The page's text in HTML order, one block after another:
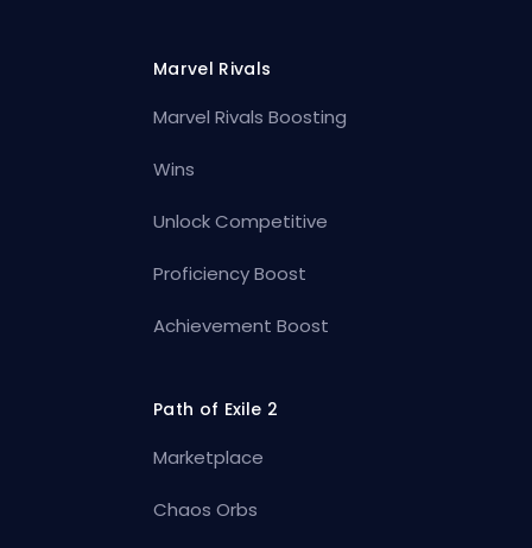
Marvel Rivals
Marvel Rivals Boosting
Wins
Unlock Competitive
Proficiency Boost
Achievement Boost
Path of Exile 2
Marketplace
Chaos Orbs